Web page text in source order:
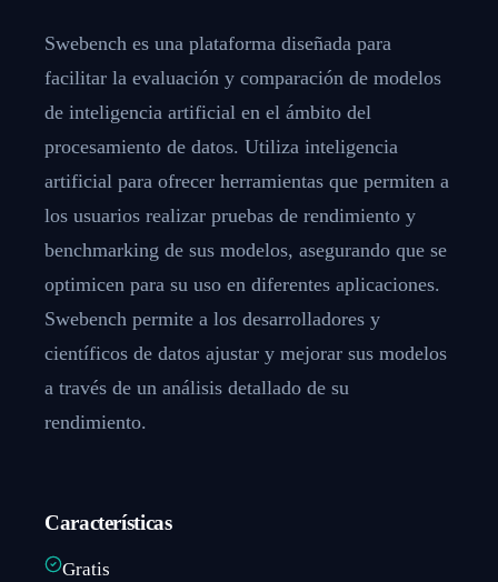
Swebench es una plataforma diseñada para
facilitar la evaluación y comparación de modelos
de inteligencia artificial en el ámbito del
procesamiento de datos. Utiliza inteligencia
artificial para ofrecer herramientas que permiten a
los usuarios realizar pruebas de rendimiento y
benchmarking de sus modelos, asegurando que se
optimicen para su uso en diferentes aplicaciones.
Swebench permite a los desarrolladores y
científicos de datos ajustar y mejorar sus modelos
a través de un análisis detallado de su
rendimiento.
Características
Gratis